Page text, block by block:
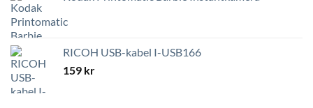
RICOH USB-kabel I-USB166
159 kr